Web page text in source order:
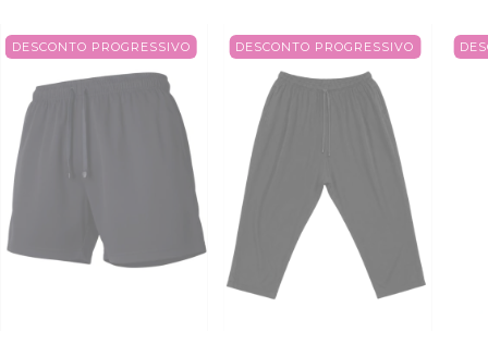
DESCONTO PROGRESSIVO DESCONTO PROGRESSIVO